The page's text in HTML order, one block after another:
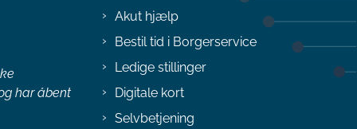
har åbent
Akut hjælp
Bestil tid i Borgerservice
Ledige stillinger
Digitale kort
Selvbetjening